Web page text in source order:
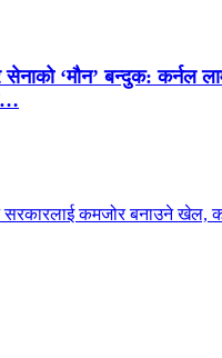
‘मौन’ बन्दुक: कर्नल